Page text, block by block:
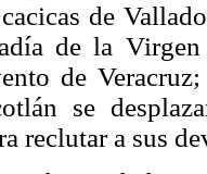
de
de la Virgen
de
se
reclutar a sus